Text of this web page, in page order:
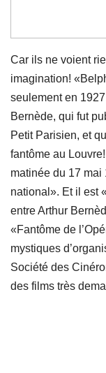
Car ils ne voient
imagination!
seulement en
Bernède, qui fut
Petit Parisien, et
fantôme au
matinée du 17
national». Et il est
entre Arthur
«Fantôme de
mystiques
Société des
des films très